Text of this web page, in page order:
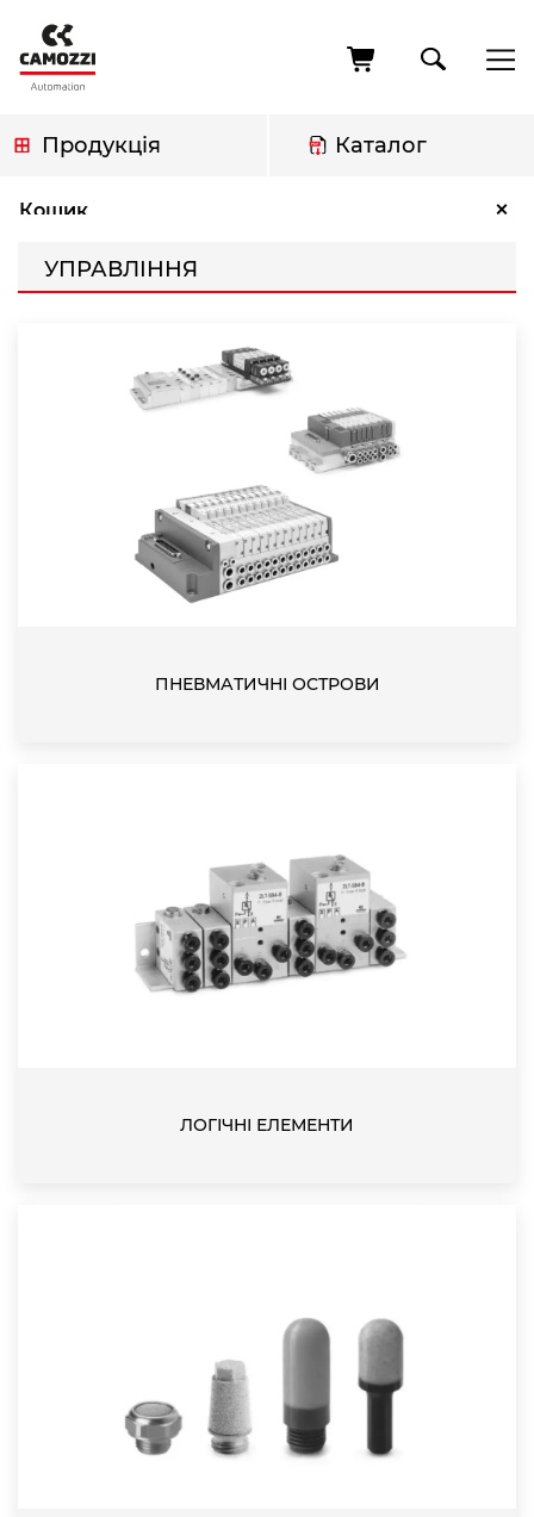
основного
вмісту
Продукція Каталог
Кошик ×
навіґації
УПРАВЛІННЯ
ПНЕВМАТИЧНІ ОСТРОВИ
ЛОГІЧНІ ЕЛЕМЕНТИ